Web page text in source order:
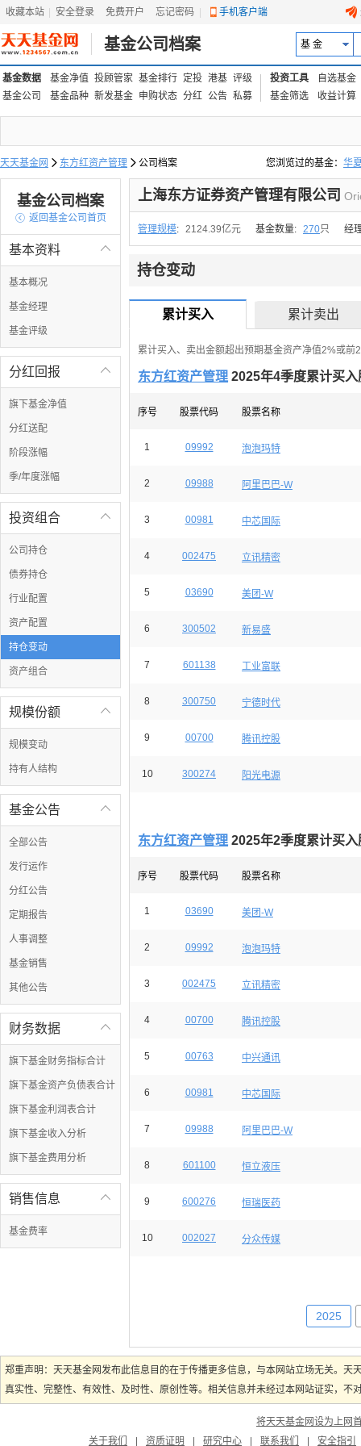
收藏本站 安全登录 免费开户 忘记密码 手机客户端
基金公司档案 基 金
基金数据 基金净值 投顾管家 基金排行 定投 港基 评级
基金公司
基金品种 新发基金 申购状态 分红 公告 私募
投资工具
自选基金
基金筛选
收益计算
天天基金网  东方红资产管理  公司档案 您浏览过的基金： 华
易方达上证中盘ETF联
基金公司档案
 返回基金公司首页

基本资料
基本概况
基金经理
基金评级

分红回报
旗下基金净值
分红送配
阶段涨幅
季/年度涨幅

投资组合
公司持仓
债券持仓
行业配置
资产配置
持仓变动
资产组合

规模份额
规模变动
持有人结构

基金公告
全部公告
发行运作
分红公告
定期报告
人事调整
基金销售
其他公告

财务数据
旗下基金财务指标合计
旗下基金资产负债表合计
旗下基金利润表合计
旗下基金收入分析
旗下基金费用分析

销售信息
基金费率
上海东方证券资产管理有限公司
管理规模: 2124.39亿元 基金数量: 270只 经
持仓变动
累计买入 累计卖出
累计买入、卖出金额超出预期基金资产净值2%或前
东方红资产管理 2025年4季度累计买
序号 股票代码 股票名称
1 09992 泡泡玛特
2 09988 阿里巴巴-W
3 00981 中芯国际
4 002475 立讯精密
5 03690 美团-W
6 300502 新易盛
7 601138 工业富联
8 300750 宁德时代
9 00700 腾讯控股
10 300274 阳光电源
东方红资产管理 2025年2季度累计买
序号 股票代码 股票名称
1 03690 美团-W
2 09992 泡泡玛特
3 002475 立讯精密
4 00700 腾讯控股
5 00763 中兴通讯
6 00981 中芯国际
7 09988 阿里巴巴-W
8 601100 恒立液压
9 600276 恒瑞医药
10 002027 分众传媒
2025
郑重声明：天天基金网发布此信息目的在于传播更多信息，与本网站立场无关。
真实性、完整性、有效性、及时性、原创性等。相关信息并未经过本网站证实，
将天天基金网设为上网
关于我们
资质证明 研究中心 联系我们 安全指引